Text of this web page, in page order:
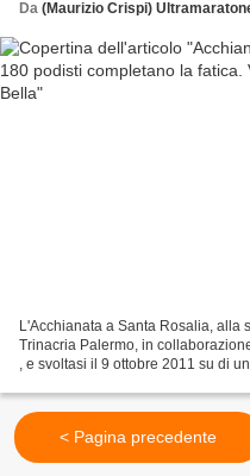
Da (Maurizio Crispi)
L'Acchianata a Santa Rosalia, alla
Trinacria Palermo, in
, e svoltasi il 9 ottobre 2011 su di
< Pagina precedente